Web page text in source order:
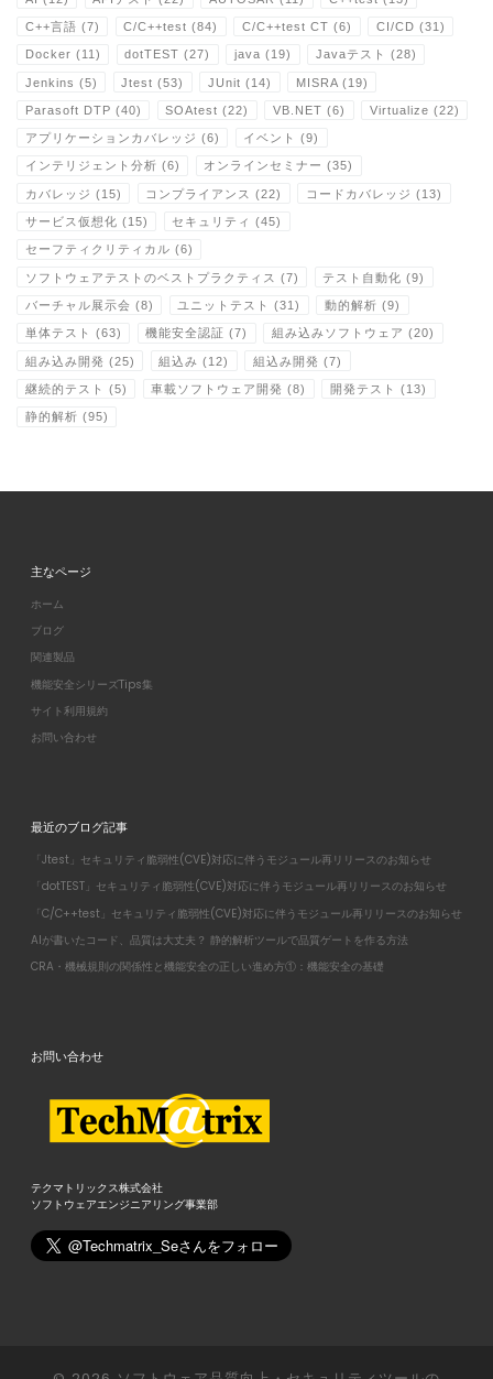
C++言語 (7) C/C++test (84) C/C++test CT (6) CI/CD (31)
Docker (11) dotTEST (27) java (19) Javaテスト (28)
Jenkins (5) Jtest (53) JUnit (14) MISRA(19)
Parasoft DTP (40) SOAtest (22) VB.NET (6) Virtualize (22)
アプリケーションカバレッジ (6) イベント (9)
インテリジェント分析 (6) オンラインセミナー (35)
カバレッジ (15) コンプライアンス (22) コードカバレッジ (13)
サービス仮想化 (15) セキュリティ (45)
セーフティクリティカル (6)
ソフトウェアテストのベストプラクティス (7) テスト自動化 (9)
バーチャル展示会 (8) ユニットテスト (31) 動的解析 (9)
単体テスト (63) 機能安全認証 (7) 組み込みソフトウェア (20)
組み込み開発 (25) 組込み (12) 組込み開発 (7)
継続的テスト (5) 車載ソフトウェア開発 (8) 開発テスト (13)
静的解析 (95)
主なページ
ホーム
ブログ
関連製品
機能安全シリーズTips集
サイト利用規約
お問い合わせ
最近のブログ記事
「Jtest」セキュリティ脆弱性(CVE)対応に伴うモジュール再リリースのお知らせ
「dotTEST」セキュリティ脆弱性(CVE)対応に伴うモジュール再リリースのお知らせ
「C/C++test」セキュリティ脆弱性(CVE)対応に伴うモジュール再リリースのお知らせ
AIが書いたコード、品質は大丈夫？ 静的解析ツールで品質ゲートを作る方法
CRA・機械規則の関係性と機能安全の正しい進め方①：機能安全の基礎
お問い合わせ
テクマトリックス株式会社
ソフトウェアエンジニアリング事業部